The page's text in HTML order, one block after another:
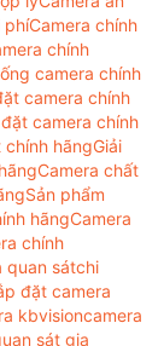
phíCamera chính
chính
camera chính
camera chính
camera chính
chính hãngGiải
Camera chất
Sản phẩm
hãngCamera
chính
quan sátchi
đặt camera
kbvisioncamera
sát gia